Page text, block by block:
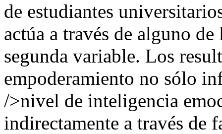
de estudiantes
actúa a través de alguno
segunda variable. Los
empoderamiento no sólo
/>nivel de inteligencia
indirectamente a través de